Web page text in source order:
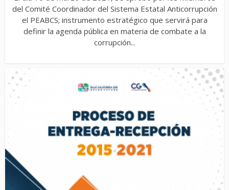
del Comité Coordinador del Sistema Estatal Anticorrupción
el PEABCS; instrumento estratégico que servirá para
definir la agenda pública en materia de combate a la
corrupción...